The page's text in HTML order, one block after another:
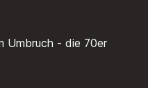
Umbruch - die 70er